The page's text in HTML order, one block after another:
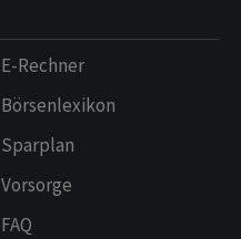
E-Rechner
Börsenlexikon
Sparplan
Vorsorge
FAQ